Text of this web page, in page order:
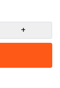
grønne
håndmalt så variasjoner kan forekomme.
+